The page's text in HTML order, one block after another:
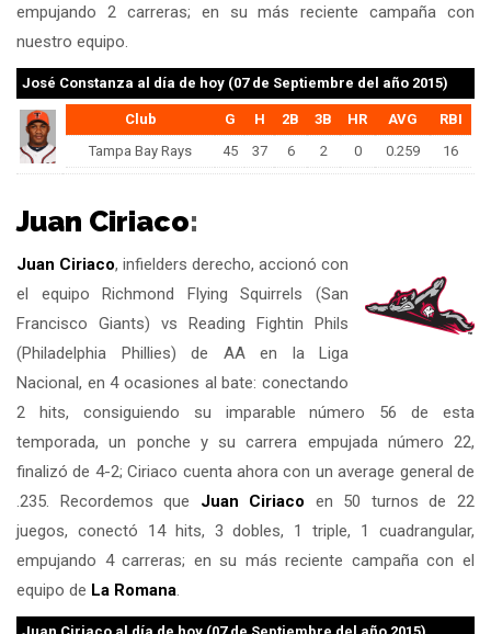
empujando 2 carreras; en su más reciente campaña con
nuestro equipo.
José Constanza al día de hoy (07 de Septiembre del año 2015)
Club G H 2B 3B HR AVG
RBI
Tampa Bay Rays
45 37 6 2 0 0.259 16
Juan Ciriaco:
Juan Ciriaco, infielders derecho, accionó con
el equipo Richmond Flying Squirrels (San
Francisco Giants) vs Reading Fightin Phils
(Philadelphia Phillies) de AA en la Liga
Nacional, en 4 ocasiones al bate: conectando
2 hits, consiguiendo su imparable número 56 de esta
temporada, un ponche y su carrera empujada número 22,
finalizó de 4-2; Ciriaco cuenta ahora con un average general de
.235. Recordemos que Juan Ciriaco en 50 turnos de 22
juegos, conectó 14 hits, 3 dobles, 1 triple, 1 cuadrangular,
empujando 4 carreras; en su más reciente campaña con el
equipo de La Romana.